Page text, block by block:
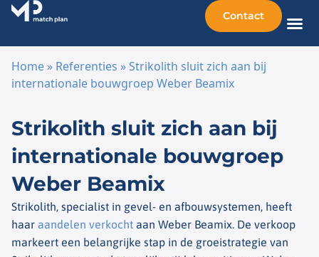
Contact
Home » Referenties »Strikolith sluit zich aan bij
internationale bouwgroep Weber Beamix
Strikolith sluit zich aan bij
internationale bouwgroep
Weber Beamix
Strikolith, specialist in gevel- en afbouwsystemen, heeft
haar aandelen verkocht aan Weber Beamix. De verkoop
markeert een belangrijke stap in de groeistrategie van